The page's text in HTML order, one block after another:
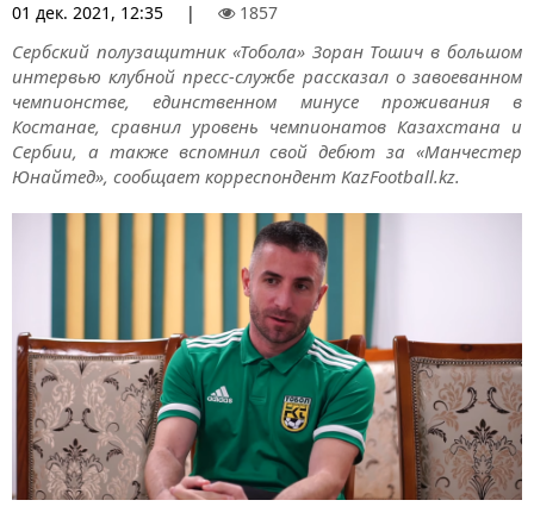
01 дек. 2021, 12:35 | 1857
Сербский полузащитник «Тобола» Зоран Тошич в большом
интервью клубной пресс-службе рассказал о завоеванном
чемпионстве, единственном минусе проживания в
Костанае, сравнил уровень чемпионатов Казахстана и
Сербии, а также вспомнил свой дебют за «Манчестер
Юнайтед», сообщает корреспондент KazFootball.kz.